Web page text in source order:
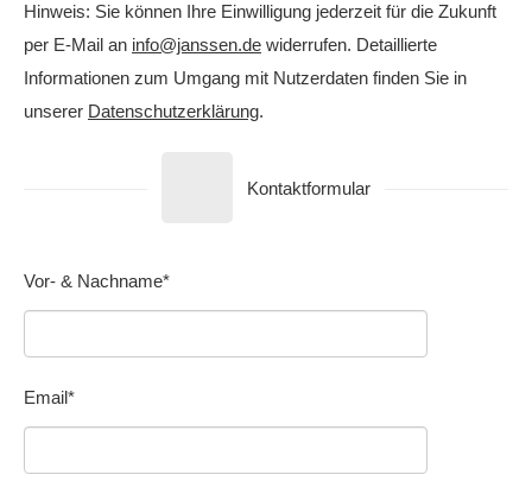
Hinweis: Sie können Ihre Einwilligung jederzeit für die Zukunft
per E-Mail an info@janssen.de widerrufen. Detaillierte
Informationen zum Umgang mit Nutzerdaten finden Sie in
unserer Datenschutzerklärung.
Kontaktformular
Vor- & Nachname*
Email*